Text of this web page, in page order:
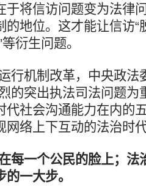
于将信访问题变为法律
地位。这才能让信访“
衍生问题。
行机制改革，中央政法
的突出执法司法问题为
代社会沟通能力在内的
网络上下互动的法治时
每一个公民的脸上；法
一大步。